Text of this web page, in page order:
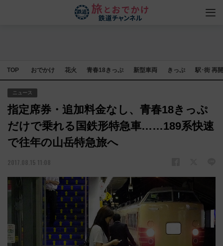
TOP おでかけ 花火 青春18きっぷ 新型車両 きっぷ 駅･街 再
ニュース
指定席券・追加料金なし、青春18きっぷ
だけで乗れる国鉄形特急車……189系快速
で往年の山岳特急旅へ
2017.08.15 11:08